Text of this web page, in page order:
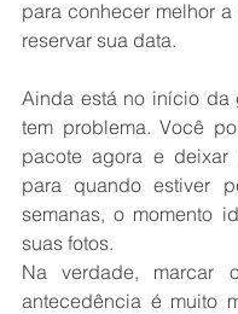
para conhecer melhor
reservar sua data.
Ainda está no início da
tem problema. Você
pacote agora e deixar
para quando estiver
semanas, o momento
suas fotos.
Na verdade, marcar
antecedência é muito